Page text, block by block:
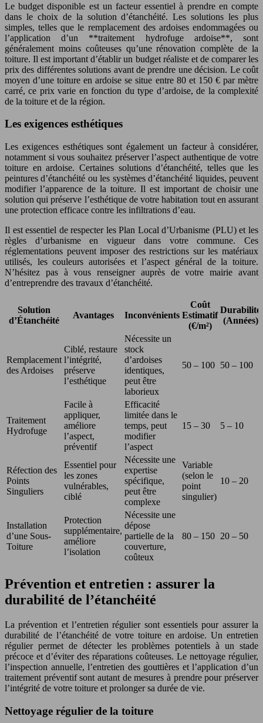
Le budget disponible est un facteur essentiel à prendre en compte
dans le choix de la solution d’étanchéité. Les solutions les plus
simples, telles que le remplacement des ardoises endommagées ou
l’application d’un **traitement hydrofuge ardoise**, sont
généralement moins coûteuses qu’une rénovation complète de la
toiture. Il est important d’établir un budget réaliste et de comparer les
prix des différentes solutions avant de prendre une décision. Le coût
moyen d’une toiture en ardoise se situe entre 80 et 150 € par mètre
carré, ce prix varie en fonction du type d’ardoise, de la complexité
de la toiture et de la région.
Les exigences esthétiques
Les exigences esthétiques sont également un facteur à considérer,
notamment si vous souhaitez préserver l’aspect authentique de votre
toiture en ardoise. Certaines solutions d’étanchéité, telles que les
peintures d’étanchéité ou les systèmes d’étanchéité liquides, peuvent
modifier l’apparence de la toiture. Il est important de choisir une
solution qui préserve l’esthétique de votre habitation tout en assurant
une protection efficace contre les infiltrations d’eau.
Il est essentiel de respecter les Plan Local d’Urbanisme (PLU) et les
règles d’urbanisme en vigueur dans votre commune. Ces
réglementations peuvent imposer des restrictions sur les matériaux
utilisés, les couleurs autorisées et l’aspect général de la toiture.
N’hésitez pas à vous renseigner auprès de votre mairie avant
d’entreprendre des travaux d’étanchéité.
Solution
d’Étanchéité
Avantages Inconvénients
Coût
Estimatif
(€/m²)
Durabilité
(Années)
Remplacement
des Ardoises
Ciblé, restaure
l’intégrité,
préserve
l’esthétique
Nécessite un
stock
d’ardoises
identiques,
peut être
laborieux
50 – 100 50 – 100
Traitement
Hydrofuge
Facile à
appliquer,
améliore
l’aspect,
préventif
Efficacité
limitée dans le
temps, peut
modifier
l’aspect
15 – 30 5 – 10
Réfection des
Points
Singuliers
Essentiel pour
les zones
vulnérables,
ciblé
Nécessite une
expertise
spécifique,
peut être
complexe
Variable
(selon le
point
singulier)
10 – 20
Installation
d’une Sous-
Toiture
Protection
supplémentaire,
améliore
l’isolation
Nécessite une
dépose
partielle de la
couverture,
coûteux
80 – 150 20 – 50
Prévention et entretien : assurer la
durabilité de l’étanchéité
La prévention et l’entretien régulier sont essentiels pour assurer la
durabilité de l’étanchéité de votre toiture en ardoise. Un entretien
régulier permet de détecter les problèmes potentiels à un stade
précoce et d’éviter des réparations coûteuses. Le nettoyage régulier,
l’inspection annuelle, l’entretien des gouttières et l’application d’un
traitement préventif sont autant de mesures à prendre pour préserver
l’intégrité de votre toiture et prolonger sa durée de vie.
Nettoyage régulier de la toiture